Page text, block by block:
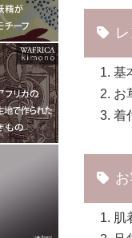
基
お
着
肌